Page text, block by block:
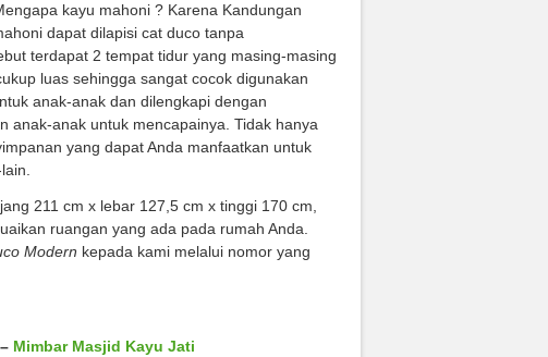
kayu mahoni ? Karena Kandungan
dapat dilapisi cat duco tanpa
terdapat 2 tempat tidur yang masing-masing
luas sehingga sangat cocok digunakan
anak-anak dan dilengkapi dengan
anak-anak untuk mencapainya. Tidak hanya
yang dapat Anda manfaatkan untuk
211 cm x lebar 127,5 cm x tinggi 170 cm,
ruangan yang ada pada rumah Anda.
Modern kepada kami melalui nomor yang
– Mimbar Masjid Kayu Jati